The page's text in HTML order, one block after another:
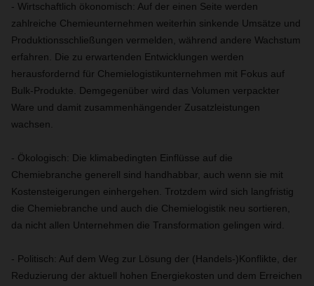
- Wirtschaftlich ökonomisch: Auf der einen Seite werden
zahlreiche Chemieunternehmen weiterhin sinkende Umsätze und
Produktionsschließungen vermelden, während andere Wachstum
erfahren. Die zu erwartenden Entwicklungen werden
herausfordernd für Chemielogistikunternehmen mit Fokus auf
Bulk-Produkte. Demgegenüber wird das Volumen verpackter
Ware und damit zusammenhängender Zusatzleistungen
wachsen.
- Ökologisch: Die klimabedingten Einflüsse auf die
Chemiebranche generell sind handhabbar, auch wenn sie mit
Kostensteigerungen einhergehen. Trotzdem wird sich langfristig
die Chemiebranche und auch die Chemielogistik neu sortieren,
da nicht allen Unternehmen die Transformation gelingen wird.
- Politisch: Auf dem Weg zur Lösung der (Handels-)Konflikte, der
Reduzierung der aktuell hohen Energiekosten und dem Erreichen